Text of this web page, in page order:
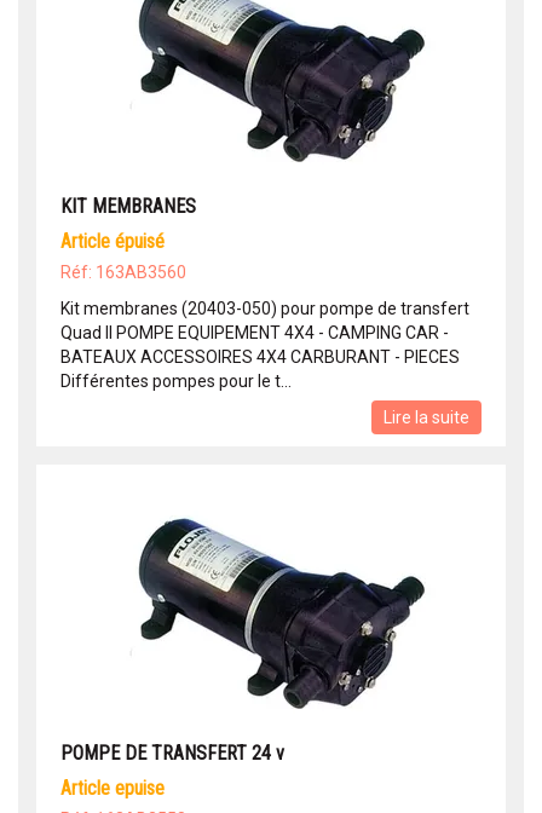
KIT MEMBRANES
article épuisé
Réf: 163AB3560
Kit membranes (20403-050) pour pompe de transfert
Quad II POMPE EQUIPEMENT 4X4 - CAMPING CAR -
BATEAUX ACCESSOIRES 4X4 CARBURANT - PIECES
Différentes pompes pour le t...
Lire la suite
POMPE DE TRANSFERT 24 v
article epuise